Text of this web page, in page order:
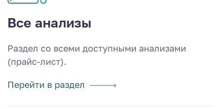
Все анализы
Раздел со всеми доступными анализами
(прайс-лист).
Перейти в раздел